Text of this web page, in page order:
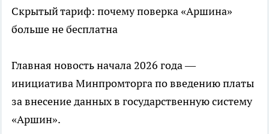
Скрытый тариф: почему поверка «Аршина»
больше не бесплатна
Главная новость начала 2026 года —
инициатива Минпромторга по введению платы
за внесение данных в государственную систему
«Аршин».